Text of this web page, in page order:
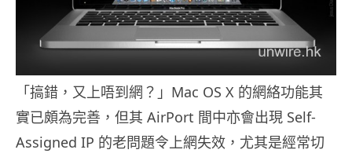
「搞錯，又上唔到網？」Mac OS X 的網絡功能其
實已頗為完善，但其 AirPort 間中亦會出現 Self-
Assigned IP 的老問題令上網失效，尤其是經常切